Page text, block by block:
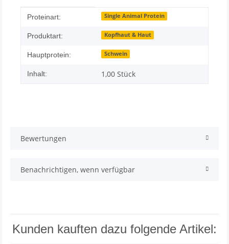
Produkteigenschaft
Wert
Proteinart: Single Animal Protein
Produktart: Kopfhaut & Haut
Hauptprotein: Schwein
Inhalt: 1,00 Stück
Bewertungen
Benachrichtigen, wenn verfügbar
Kunden kauften dazu folgende Artikel: